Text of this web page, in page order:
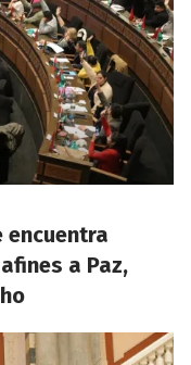
encuentra
a Paz,